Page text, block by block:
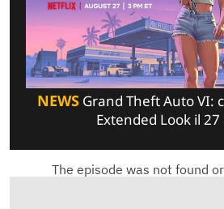
NEWS Grand Theft Auto VI:
Extended Look il